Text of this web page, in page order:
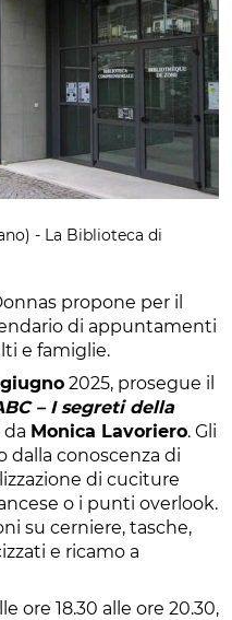
- La Biblioteca di
propone per il
di appuntamenti
e famiglie.
giugno 2025, prosegue il
– I segreti della
da Monica Lavoriero. Gli
dalla conoscenza di
di cuciture
o i punti overlook.
su cerniere, tasche,
e ricamo a
ore 18.30 alle ore 20.30,